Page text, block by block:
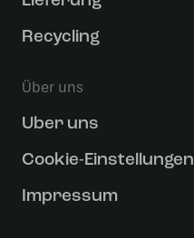
Recycling
Über uns
Uber uns
Cookie-Einstellungen
Impressum